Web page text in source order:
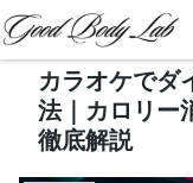
カラオケでダ
法｜カロリー
徹底解説